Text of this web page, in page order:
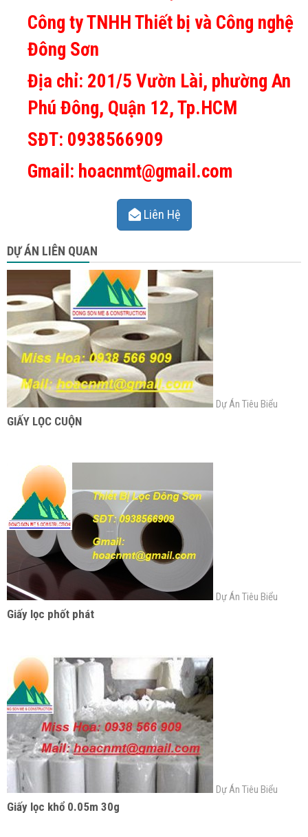
Công ty TNHH Thiết bị và Công nghệ
Đông Sơn
Địa chỉ: 201/5 Vườn Lài, phường An
Phú Đông, Quận 12, Tp.HCM
SĐT: 0938566909
Gmail: hoacnmt@gmail.com
Liên Hệ
DỰ ÁN LIÊN QUAN
Dự Án Tiêu Biểu
GIẤY LỌC CUỘN
Dự Án Tiêu Biểu
Giấy lọc phốt phát
Dự Án Tiêu Biểu
Giấy lọc khổ 0.05m 30g